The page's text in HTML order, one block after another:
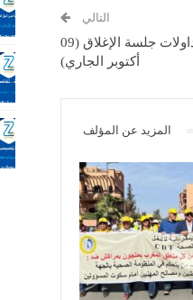
التالي
بورصة الدار البيضاء..ملخص تداولات جلسة الإغلاق (09
أكتوبر الجاري)
المزيد عن المؤلف